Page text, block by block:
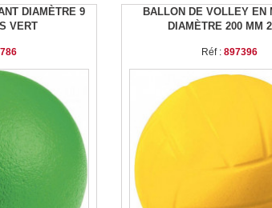
DIAMÈTRE 9
VERT
BALLON DE VOLLEY EN
DIAMÈTRE 200 MM
Réf : 897396